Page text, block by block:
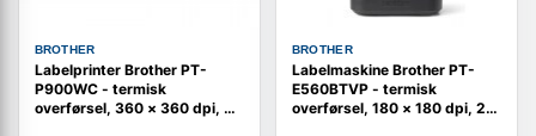
BROTHER
Labelprinter Brother PT-
P900WC - termisk
overførsel, 360 × 360 dpi, 60
BROTHER
Labelmaskine Brother PT-
E560BTVP - termisk
overførsel, 180 × 180 dpi, 20